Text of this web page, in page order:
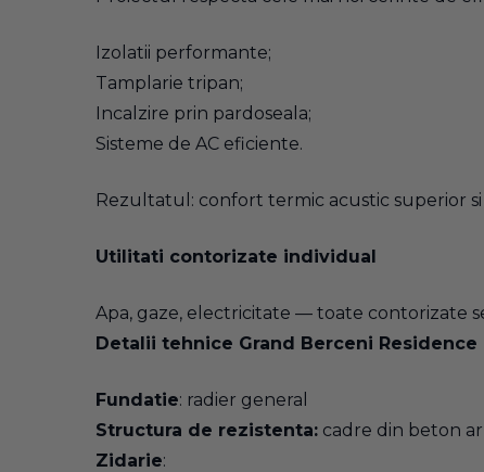
Izolatii performante;
Tamplarie tripan;
Incalzire prin pardoseala;
Sisteme de AC eficiente.
Rezultatul: confort termic acustic superior
Utilitati contorizate individual
Apa, gaze, electricitate — toate contorizate
Detalii tehnice Grand Berceni Residence
Fundatie: radier general
Structura de rezistenta: cadre din beton
Zidarie: